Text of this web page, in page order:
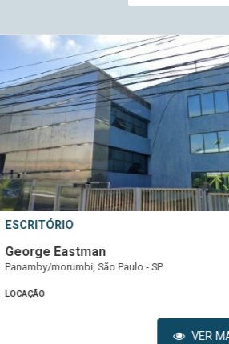
Eastman
morumbi, São Paulo - SP
VER MAIS